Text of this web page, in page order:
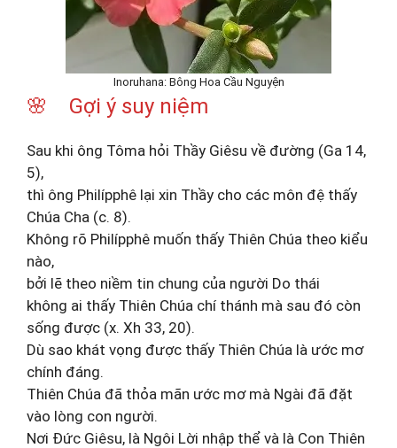
Inoruhana: Bông Hoa Cầu Nguyện
🌸 Gợi ý suy niệm
Sau khi ông Tôma hỏi Thầy Giêsu về đường (Ga 14,
5),
thì ông Philípphê lại xin Thầy cho các môn đệ thấy
Chúa Cha (c. 8).
Không rõ Philípphê muốn thấy Thiên Chúa theo kiểu
nào,
bởi lẽ theo niềm tin chung của người Do thái
không ai thấy Thiên Chúa chí thánh mà sau đó còn
sống được (x. Xh 33, 20).
Dù sao khát vọng được thấy Thiên Chúa là ước mơ
chính đáng.
Thiên Chúa đã thỏa mãn ước mơ mà Ngài đã đặt
vào lòng con người.
Nơi Đức Giêsu, là Ngôi Lời nhập thể và là Con Thiên